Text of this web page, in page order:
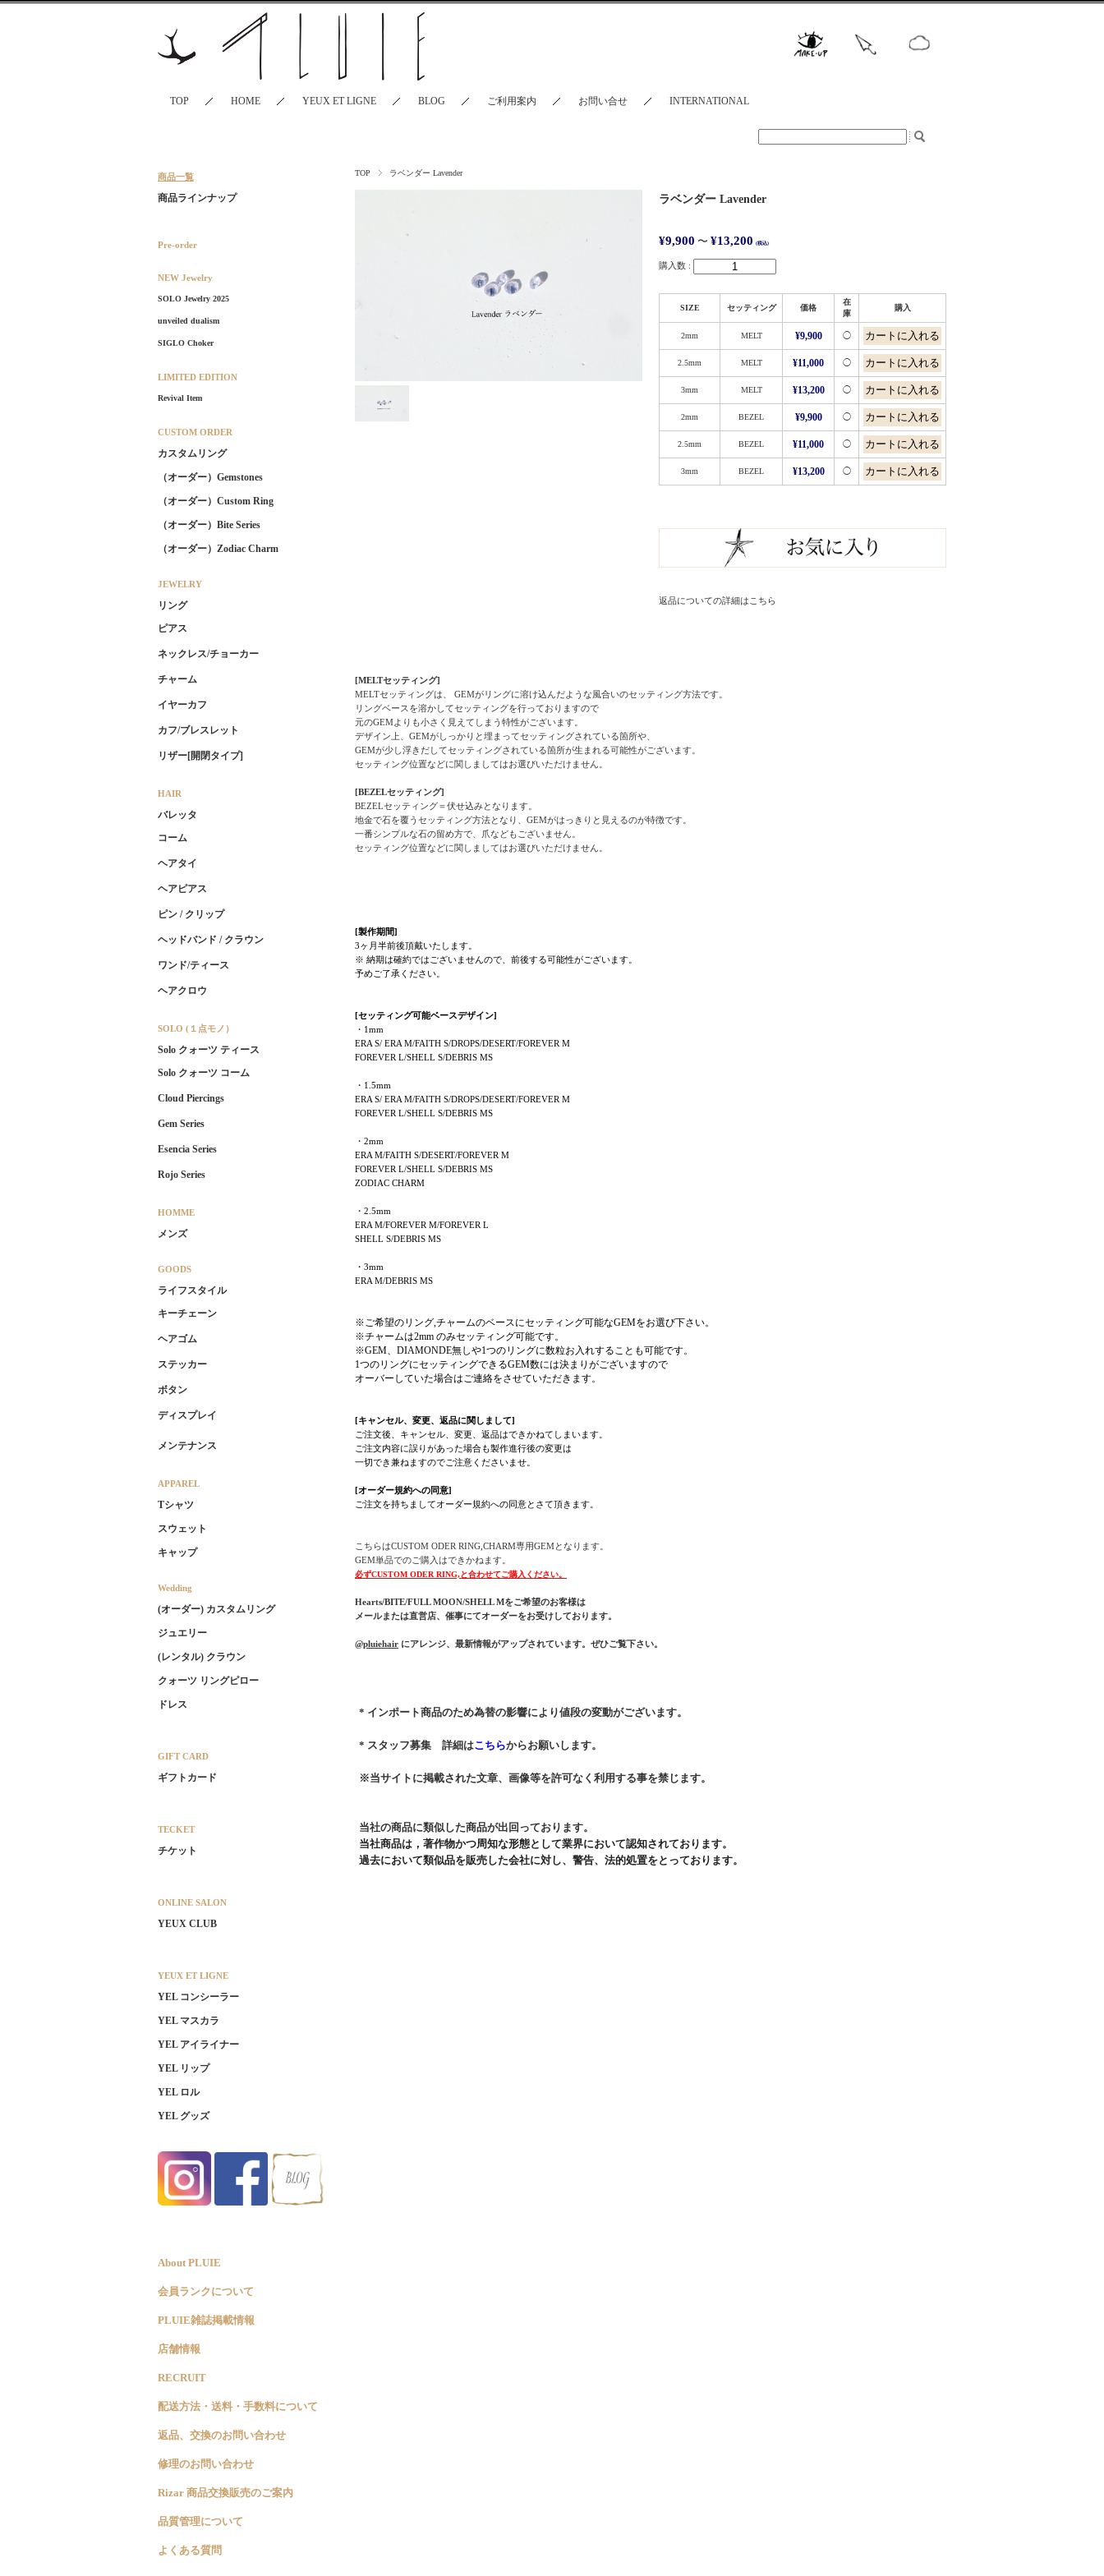
TOP HOME YEUX ET LIGNE BLOG ご利用案内 お問い合せ INTERNATIONAL
TOP ラベンダー Lavender
ラベンダー Lavender
¥9,900 〜 ¥13,200 (税込)
購入数 :
SIZE セッティング 価格
在
庫
購入
2mm MELT ¥9,900 ◯
2.5mm MELT ¥11,000 ◯
3mm MELT ¥13,200 ◯
2mm BEZEL ¥9,900 ◯
2.5mm BEZEL ¥11,000 ◯
3mm BEZEL ¥13,200 ◯
返品についての詳細はこちら
[MELTセッティング]
MELTセッティングは、 GEMがリングに溶け込んだような風合いのセッティング方法です。
リングベースを溶かしてセッティングを行っておりますので
元のGEMよりも小さく見えてしまう特性がございます。
デザイン上、GEMがしっかりと埋まってセッティングされている箇所や、
GEMが少し浮きだしてセッティングされている箇所が生まれる可能性がございます。
セッティング位置などに関しましてはお選びいただけません。
[BEZELセッティング]
BEZELセッティング＝伏せ込みとなります。
地金で石を覆うセッティング方法となり、GEMがはっきりと見えるのが特徴です。
一番シンプルな石の留め方で、爪などもございません。
セッティング位置などに関しましてはお選びいただけません。
[製作期間]
3ヶ月半前後頂戴いたします。
※ 納期は確約ではございませんので、前後する可能性がございます。
予めご了承ください。
[セッティング可能ベースデザイン]
・1mm
ERA S/ ERA M/FAITH S/DROPS/DESERT/FOREVER M
FOREVER L/SHELL S/DEBRIS MS
・1.5mm
ERA S/ ERA M/FAITH S/DROPS/DESERT/FOREVER M
FOREVER L/SHELL S/DEBRIS MS
・2mm
ERA M/FAITH S/DESERT/FOREVER M
FOREVER L/SHELL S/DEBRIS MS
ZODIAC CHARM
・2.5mm
ERA M/FOREVER M/FOREVER L
SHELL S/DEBRIS MS
・3mm
ERA M/DEBRIS MS
※ご希望のリング,チャームのベースにセッティング可能なGEMをお選び下さい。
※チャームは2mm のみセッティング可能です。
※GEM、DIAMONDE無しや1つのリングに数粒お入れすることも可能です。
1つのリングにセッティングできるGEM数には決まりがございますので
オーバーしていた場合はご連絡をさせていただきます。
[キャンセル、変更、返品に関しまして]
ご注文後、キャンセル、変更、返品はできかねてしまいます。
ご注文内容に誤りがあった場合も製作進行後の変更は
一切でき兼ねますのでご注意くださいませ。
[オーダー規約への同意]
ご注文を持ちましてオーダー規約への同意とさて頂きます。
こちらはCUSTOM ODER RING,CHARM専用GEMとなります。
GEM単品でのご購入はできかねます。
必ずCUSTOM ODER RING,と合わせてご購入ください。
Hearts/BITE/FULL MOON/SHELL Mをご希望のお客様は
メールまたは直営店、催事にてオーダーをお受けしております。
@pluiehair にアレンジ、最新情報がアップされています。ぜひご覧下さい。
* インポート商品のため為替の影響により値段の変動がございます。
* スタッフ募集 詳細はこちらからお願いします。
※当サイトに掲載された文章、画像等を許可なく利用する事を禁じます。
当社の商品に類似した商品が出回っております。
当社商品は，著作物かつ周知な形態として業界において認知されております。
過去において類似品を販売した会社に対し、警告、法的処置をとっております。
商品一覧
商品ラインナップ
Pre-order
NEW Jewelry
SOLO Jewelry 2025
unveiled dualism
SIGLO Choker
LIMITED EDITION
Revival Item
CUSTOM ORDER
カスタムリング
（オーダー）Gemstones
（オーダー）Custom Ring
（オーダー）Bite Series
（オーダー）Zodiac Charm
JEWELRY
リング
ピアス
ネックレス/チョーカー
チャーム
イヤーカフ
カフ/ブレスレット
リザー[開閉タイプ]
HAIR
バレッタ
コーム
ヘアタイ
ヘアピアス
ピン / クリップ
ヘッドバンド / クラウン
ワンド/ティース
ヘアクロウ
SOLO (１点モノ）
Solo クォーツ ティース
Solo クォーツ コーム
Cloud Piercings
Gem Series
Esencia Series
Rojo Series
HOMME
メンズ
GOODS
ライフスタイル
キーチェーン
ヘアゴム
ステッカー
ボタン
ディスプレイ
メンテナンス
APPAREL
Tシャツ
スウェット
キャップ
Wedding
(オーダー) カスタムリング
ジュエリー
(レンタル) クラウン
クォーツ リングピロー
ドレス
GIFT CARD
ギフトカード
TECKET
チケット
ONLINE SALON
YEUX CLUB
YEUX ET LIGNE
YEL コンシーラー
YEL マスカラ
YEL アイライナー
YEL リップ
YEL ロル
YEL グッズ
About PLUIE
会員ランクについて
PLUIE雑誌掲載情報
店舗情報
RECRUIT
配送方法・送料・手数料について
返品、交換のお問い合わせ
修理のお問い合わせ
Rizar 商品交換販売のご案内
品質管理について
よくある質問